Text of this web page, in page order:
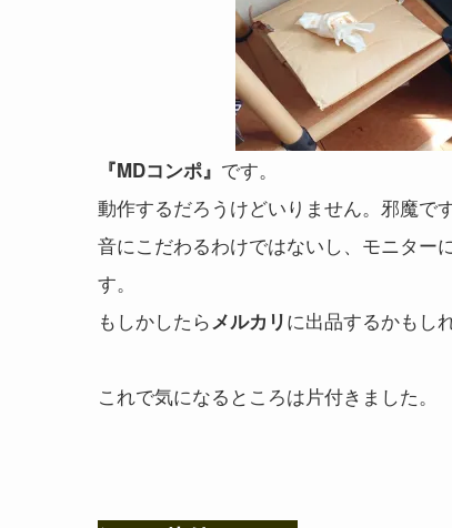
『MDコンポ』 です。
動作するだろうけどいりません。邪魔です
音にこだわるわけではないし、モニター
す。
もしかしたらメルカリに出品するかもし
これで気になるところは片付きました。